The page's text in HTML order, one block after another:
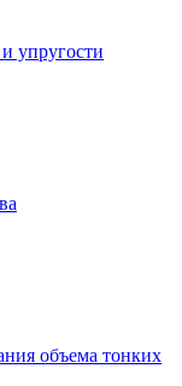
упругости
объема тонких